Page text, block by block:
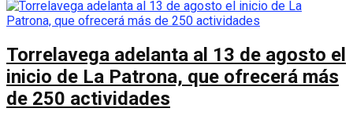
Torrelavega adelanta al 13 de agosto el
inicio de La Patrona, que ofrecerá más
de 250 actividades